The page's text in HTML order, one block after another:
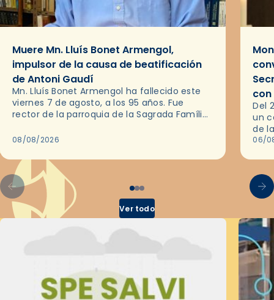
Muere Mn. Lluís Bonet Armengol,
impulsor de la causa de beatificación
de Antoni Gaudí
Mn. Lluís Bonet Armengol ha fallecido este
viernes 7 de agosto, a los 95 años. Fue
rector de la parroquia de la Sagrada Família
08/08/2026
Del
un
de
en
06/
Ver todo